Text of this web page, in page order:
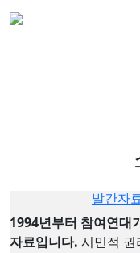
발간자
1994년부터 참여연대
자료입니다. 시민적 권